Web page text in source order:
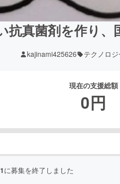
真菌剤を作り、
kajinami425626 テクノロ
現在の支援総額
0円
に募集を終了しました